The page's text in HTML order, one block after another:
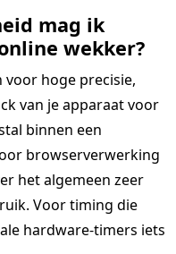
mag ik
wekker?
hoge precisie,
van je apparaat voor
binnen een
browserverwerking
het algemeen zeer
Voor timing die
hardware-timers iets